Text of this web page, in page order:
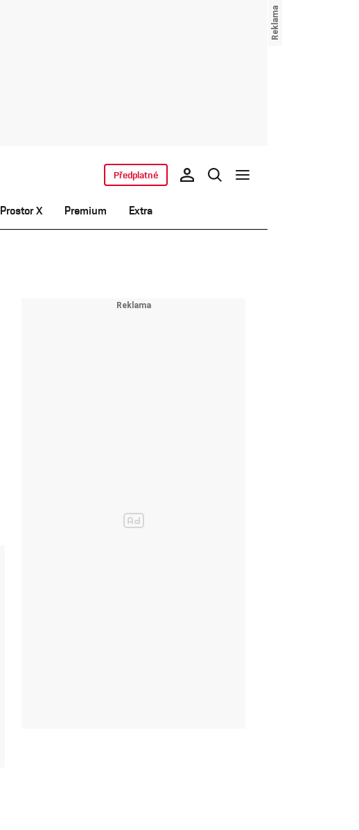
Prostor X Premium Extra
Předplatné